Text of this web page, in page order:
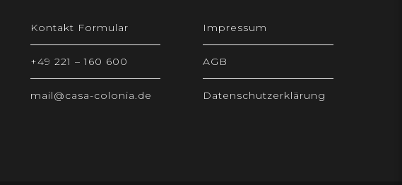
Kontakt Formular
+49 221 – 160 600
mail@casa-colonia.de
Impressum
AGB
Datenschutzerklärung